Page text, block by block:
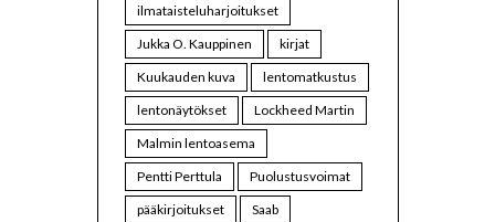
ilmataisteluharjoitukset
Jukka O. Kauppinen
kirjat
Kuukauden kuva
lentomatkustus
lentonäytökset
Lockheed Martin
Malmin lentoasema
Pentti Perttula
Puolustusvoimat
pääkirjoitukset
Saab